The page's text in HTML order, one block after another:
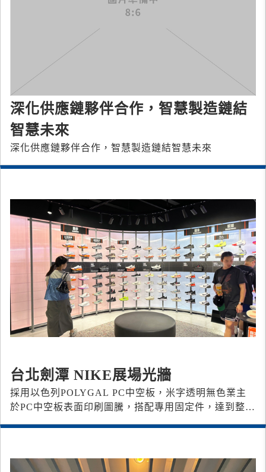
深化供應鏈夥伴合作，智慧製造鏈結
智慧未來
深化供應鏈夥伴合作，智慧製造鏈結智慧未來
台北劍潭 NIKE展場光牆
採用以色列POLYGAL PC中空板，米字透明無色 業主
於PC中空板表面印刷圖騰，搭配專用固定件，達到整體